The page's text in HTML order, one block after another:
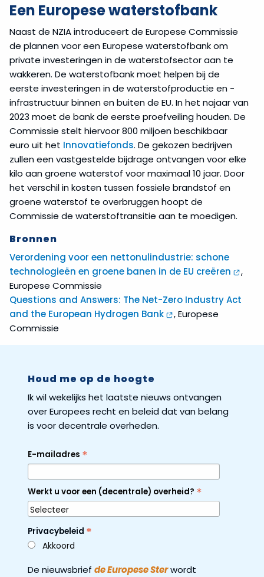
Een Europese waterstofbank
Naast de NZIA introduceert de Europese Commissie
de plannen voor een Europese waterstofbank om
private investeringen in de waterstofsector aan te
wakkeren. De waterstofbank moet helpen bij de
eerste investeringen in de waterstofproductie en -
infrastructuur binnen en buiten de EU. In het najaar van
2023 moet de bank de eerste proefveiling houden. De
Commissie stelt hiervoor 800 miljoen beschikbaar
euro uit het Innovatiefonds. De gekozen bedrijven
zullen een vastgestelde bijdrage ontvangen voor elke
kilo aan groene waterstof voor maximaal 10 jaar. Door
het verschil in kosten tussen fossiele brandstof en
groene waterstof te overbruggen hoopt de
Commissie de waterstoftransitie aan te moedigen.
Bronnen
Verordening voor een nettonulindustrie: schone
technologieën en groene banen in de EU creëren
,
Europese Commissie
Questions and Answers: The Net-Zero Industry Act
and the European Hydrogen Bank
, Europese
Commissie
Houd me op de hoogte
Ik wil wekelijks het laatste nieuws ontvangen
over Europees recht en beleid dat van belang
is voor decentrale overheden.
E-mailadres *
Werkt u voor een (decentrale) overheid? *
Privacybeleid *
Akkoord
De nieuwsbrief de Europese Sterwordt